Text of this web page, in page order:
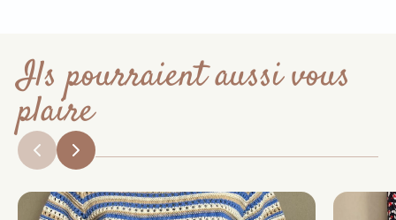
Ils pourraient aussi vous
plaire